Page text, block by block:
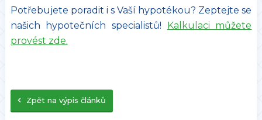
Potřebujete poradit i s Vaší hypotékou? Zeptejte se
našich hypotečních specialistů!
Kalkulaci můžete
provést zde.
Zpět na výpis článků